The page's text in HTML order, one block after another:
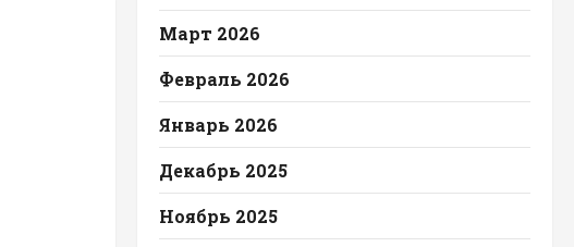
Март 2026
Февраль 2026
Январь 2026
Декабрь 2025
Ноябрь 2025